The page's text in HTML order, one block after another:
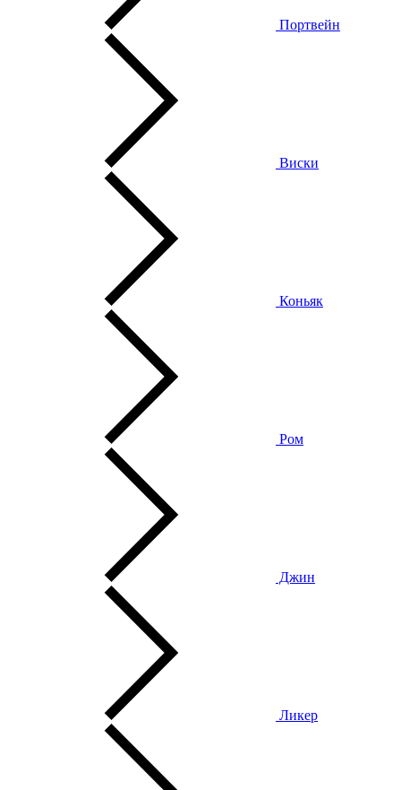
Портвейн
Виски
Коньяк
Ром
Джин
Ликер